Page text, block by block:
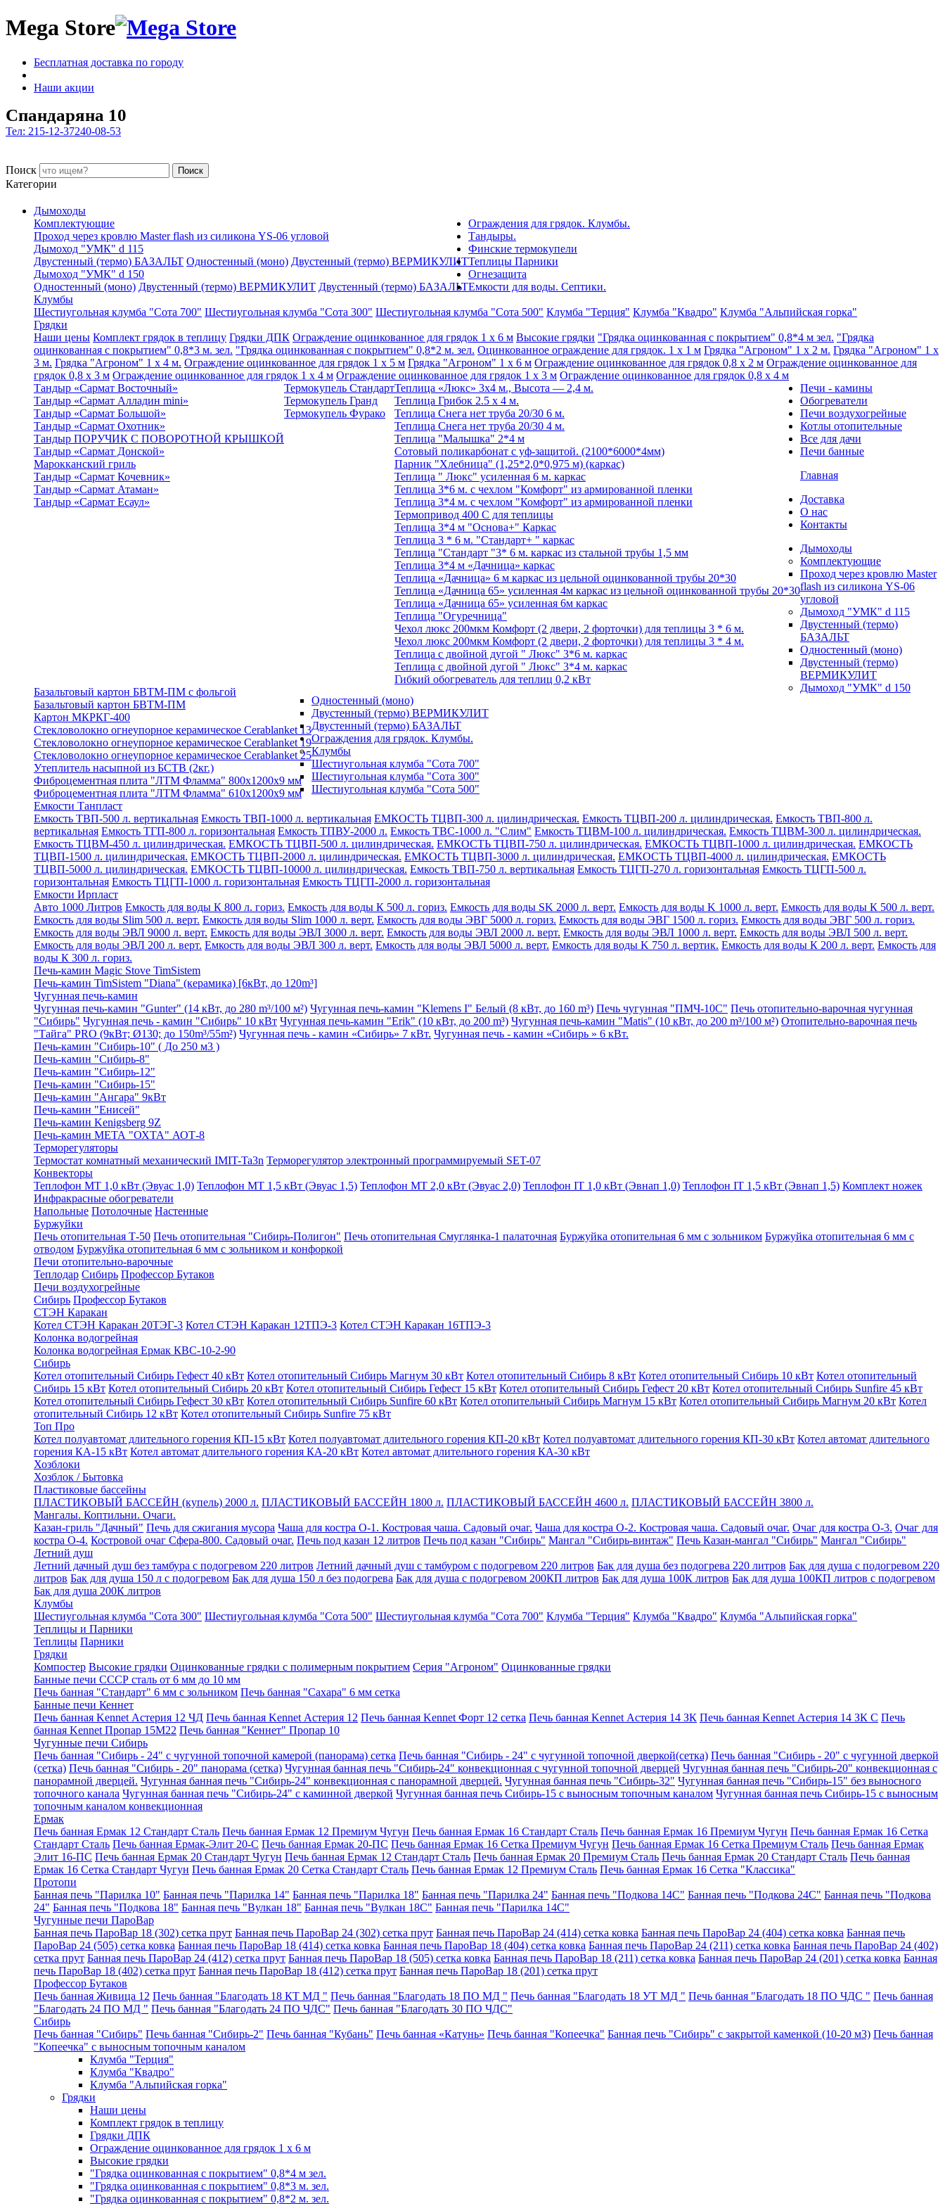
Mega Store
Бесплатная доставка по городу
Наши акции
Спандаряна 10
Тел: 215-12-37240-08-53
Поиск Поиск
Категории
Дымоходы
Комплектующие
Проход через кровлю Master flash из силикона YS-06 угловой
Дымоход "УМК" d 115
Двустенный (термо) БАЗАЛЬТ Одностенный (моно) Двустенный (термо) ВЕРМИКУЛИТ
Дымоход "УМК" d 150
Одностенный (моно) Двустенный (термо) ВЕРМИКУЛИТ Двустенный (термо) БАЗАЛЬТ
Ограждения для грядок. Клумбы.
Клумбы
Шестиугольная клумба "Сота 700" Шестиугольная клумба "Сота 300" Шестиугольная клумба "Сота 500" Клумба "Терция" Клумба "Квадро" Клумба "Альпийская горка"
Грядки
Наши цены Комплект грядок в теплицу Грядки ДПК Ограждение оцинкованное для грядок 1 x 6 м Высокие грядки "Грядка оцинкованная с покрытием" 0,8*4 м зел. "Грядка
оцинкованная с покрытием" 0,8*3 м. зел. "Грядка оцинкованная с покрытием" 0,8*2 м. зел. Оцинкованное ограждение для грядок. 1 х 1 м Грядка "Агроном" 1 x 2 м. Грядка "Агроном" 1 x
3 м. Грядка "Агроном" 1 x 4 м. Ограждение оцинкованное для грядок 1 x 5 м Грядка "Агроном" 1 x 6 м Ограждение оцинкованное для грядок 0,8 х 2 м Ограждение оцинкованное для
грядок 0,8 х 3 м Ограждение оцинкованное для грядок 1 х 4 м Ограждение оцинкованное для грядок 1 х 3 м Ограждение оцинкованное для грядок 0,8 х 4 м
Тандыры.
Тандыр «Сармат Восточный»
Тандыр «Сармат Алладин mini»
Тандыр «Сармат Большой»
Тандыр «Сармат Охотник»
Тандыр ПОРУЧИК С ПОВОРОТНОЙ КРЫШКОЙ
Тандыр «Сармат Донской»
Марокканский гриль
Тандыр «Сармат Кочевник»
Тандыр «Сармат Атаман»
Тандыр «Сармат Есаул»
Финские термокупели
Термокупель Стандарт
Термокупель Гранд
Термокупель Фурако
Теплицы Парники
Теплица «Люкс» 3х4 м., Высота — 2,4 м.
Теплица Грибок 2.5 х 4 м.
Теплица Снега нет труба 20/30 6 м.
Теплица Снега нет труба 20/30 4 м.
Теплица "Малышка" 2*4 м
Сотовый поликарбонат с уф-защитой. (2100*6000*4мм)
Парник "Хлебница" (1,25*2,0*0,975 м) (каркас)
Теплица " Люкс" усиленная 6 м. каркас
Теплица 3*6 м. с чехлом "Комфорт" из армированной пленки
Теплица 3*4 м. с чехлом "Комфорт" из армированной пленки
Термопривод 400 C для теплицы
Теплица 3*4 м "Основа+" Каркас
Теплица 3 * 6 м. "Стандарт+ " каркас
Теплица "Стандарт "3* 6 м. каркас из стальной трубы 1,5 мм
Теплица 3*4 м «Дачница» каркас
Теплица «Дачница» 6 м каркас из цельной оцинкованной трубы 20*30
Теплица «Дачница 65» усиленная 4м каркас из цельной оцинкованной трубы 20*30
Теплица «Дачница 65» усиленная 6м каркас
Теплица "Огуречница"
Чехол люкс 200мкм Комфорт (2 двери, 2 форточки) для теплицы 3 * 6 м.
Чехол люкс 200мкм Комфорт (2 двери, 2 форточки) для теплицы 3 * 4 м.
Теплица с двойной дугой " Люкс" 3*6 м. каркас
Теплица с двойной дугой " Люкс" 3*4 м. каркас
Гибкий обогреватель для теплиц 0,2 кВт
Огнезащита
Базальтовый картон БВТМ-ПМ с фольгой
Базальтовый картон БВТМ-ПМ
Картон МКРКГ-400
Стекловолокно огнеупорное керамическое Cerablanket 13
Стекловолокно огнеупорное керамическое Cerablanket 19
Стекловолокно огнеупорное керамическое Cerablanket 25
Утеплитель насыпной из БСТВ (2кг.)
Фиброцементная плита "ЛТМ Фламма" 800х1200х9 мм
Фиброцементная плита "ЛТМ Фламма" 610х1200х9 мм
Емкости для воды. Септики.
Емкости Танпласт
Емкость ТВП-500 л. вертикальная Емкость ТВП-1000 л. вертикальная ЕМКОСТЬ ТЦВП-300 л. цилиндрическая. Емкость ТЦВП-200 л. цилиндрическая. Емкость ТВП-800 л.
вертикальная Емкость ТГП-800 л. горизонтальная Емкость ТПВУ-2000 л. Емкость ТВС-1000 л. "Слим" Емкость ТЦВМ-100 л. цилиндрическая. Емкость ТЦВМ-300 л. цилиндрическая.
Емкость ТЦВМ-450 л. цилиндрическая. ЕМКОСТЬ ТЦВП-500 л. цилиндрическая. ЕМКОСТЬ ТЦВП-750 л. цилиндрическая. ЕМКОСТЬ ТЦВП-1000 л. цилиндрическая. ЕМКОСТЬ
ТЦВП-1500 л. цилиндрическая. ЕМКОСТЬ ТЦВП-2000 л. цилиндрическая. ЕМКОСТЬ ТЦВП-3000 л. цилиндрическая. ЕМКОСТЬ ТЦВП-4000 л. цилиндрическая. ЕМКОСТЬ
ТЦВП-5000 л. цилиндрическая. ЕМКОСТЬ ТЦВП-10000 л. цилиндрическая. Емкость ТВП-750 л. вертикальная Емкость ТЦГП-270 л. горизонтальная Емкость ТЦГП-500 л.
горизонтальная Емкость ТЦГП-1000 л. горизонтальная Емкость ТЦГП-2000 л. горизонтальная
Емкости Ирпласт
Авто 1000 Литров Емкость для воды К 800 л. гориз. Емкость для воды К 500 л. гориз. Емкость для воды SK 2000 л. верт. Емкость для воды K 1000 л. верт. Емкость для воды К 500 л. верт.
Емкость для воды Slim 500 л. верт. Емкость для воды Slim 1000 л. верт. Емкость для воды ЭВГ 5000 л. гориз. Емкость для воды ЭВГ 1500 л. гориз. Емкость для воды ЭВГ 500 л. гориз.
Емкость для воды ЭВЛ 9000 л. верт. Емкость для воды ЭВЛ 3000 л. верт. Емкость для воды ЭВЛ 2000 л. верт. Емкость для воды ЭВЛ 1000 л. верт. Емкость для воды ЭВЛ 500 л. верт.
Емкость для воды ЭВЛ 200 л. верт. Емкость для воды ЭВЛ 300 л. верт. Емкость для воды ЭВЛ 5000 л. верт. Емкость для воды K 750 л. вертик. Емкость для воды К 200 л. верт. Емкость для
воды К 300 л. гориз.
Печи - камины
Печь-камин Magic Stove TimSistem
Печь-камин TimSistem "Diana" (керамика) [6кВт, до 120m³]
Чугунная печь-камин
Чугунная печь-камин "Gunter" (14 кВт, до 280 m³/100 м²) Чугунная печь-камин "Klemens I" Белый (8 кВт, до 160 m³) Печь чугунная "ПМЧ-10С" Печь отопительно-варочная чугунная
"Сибирь" Чугунная печь - камин "Сибирь" 10 кВт Чугунная печь-камин "Erik" (10 кВт, до 200 m³) Чугунная печь-камин "Matis" (10 кВт, до 200 m³/100 м²) Отопительно-варочная печь
"Тайга" PRO (9кВт; Ø130; до 150m³/55m²) Чугунная печь - камин «Сибирь» 7 кВт. Чугунная печь - камин «Сибирь » 6 кВт.
Печь-камин "Сибирь-10" ( До 250 м3 )
Печь-камин "Сибирь-8"
Печь-камин "Сибирь-12"
Печь-камин "Сибирь-15"
Печь-камин "Ангара" 9кВт
Печь-камин "Енисей"
Печь-камин Kenigsberg 9Z
Печь-камин МЕТА "ОХТА" АОТ-8
Обогреватели
Терморегуляторы
Термостат комнатный механический IMIT-Ta3n Терморегулятор электронный программируемый SET-07
Конвекторы
Теплофон МТ 1,0 кВт (Эвуас 1,0) Теплофон МТ 1,5 кВт (Эвуас 1,5) Теплофон МТ 2,0 кВт (Эвуас 2,0) Теплофон IT 1,0 кВт (Эвнап 1,0) Теплофон IT 1,5 кВт (Эвнап 1,5) Комплект ножек
Инфракрасные обогреватели
Напольные Потолочные Настенные
Печи воздухогрейные
Буржуйки
Печь отопительная Т-50 Печь отопительная "Сибирь-Полигон" Печь отопительная Смуглянка-1 палаточная Буржуйка отопительная 6 мм с зольником Буржуйка отопительная 6 мм с
отводом Буржуйка отопительная 6 мм с зольником и конфоркой
Печи отопительно-варочные
Теплодар Сибирь Профессор Бутаков
Печи воздухогрейные
Сибирь Профессор Бутаков
Котлы отопительные
СТЭН Каракан
Котел СТЭН Каракан 20ТЭГ-3 Котел СТЭН Каракан 12ТПЭ-3 Котел СТЭН Каракан 16ТПЭ-3
Колонка водогрейная
Колонка водогрейная Ермак КВС-10-2-90
Сибирь
Котел отопительный Сибирь Гефест 40 кВт Котел отопительный Сибирь Магнум 30 кВт Котел отопительный Сибирь 8 кВт Котел отопительный Сибирь 10 кВт Котел отопительный
Сибирь 15 кВт Котел отопительный Сибирь 20 кВт Котел отопительный Сибирь Гефест 15 кВт Котел отопительный Сибирь Гефест 20 кВт Котел отопительный Сибирь Sunfire 45 кВт
Котел отопительный Сибирь Гефест 30 кВт Котел отопительный Сибирь Sunfire 60 кВт Котел отопительный Сибирь Магнум 15 кВт Котел отопительный Сибирь Магнум 20 кВт Котел
отопительный Сибирь 12 кВт Котел отопительный Сибирь Sunfire 75 кВт
Топ Про
Котел полуавтомат длительного горения КП-15 кВт Котел полуавтомат длительного горения КП-20 кВт Котел полуавтомат длительного горения КП-30 кВт Котел автомат длительного
горения КА-15 кВт Котел автомат длительного горения КА-20 кВт Котел автомат длительного горения КА-30 кВт
Все для дачи
Хозблоки
Хозблок / Бытовка
Пластиковые бассейны
ПЛАСТИКОВЫЙ БАССЕЙН (купель) 2000 л. ПЛАСТИКОВЫЙ БАССЕЙН 1800 л. ПЛАСТИКОВЫЙ БАССЕЙН 4600 л. ПЛАСТИКОВЫЙ БАССЕЙН 3800 л.
Мангалы. Коптильни. Очаги.
Казан-гриль "Дачный" Печь для сжигания мусора Чаша для костра О-1. Костровая чаша. Садовый очаг. Чаша для костра О-2. Костровая чаша. Садовый очаг. Очаг для костра О-3. Очаг для
костра О-4. Костровой очаг Сфера-800. Садовый очаг. Печь под казан 12 литров Печь под казан "Сибирь" Мангал "Сибирь-винтаж" Печь Казан-мангал "Сибирь" Мангал "Сибирь"
Летний душ
Летний дачный душ без тамбура с подогревом 220 литров Летний дачный душ с тамбуром с подогревом 220 литров Бак для душа без подогрева 220 литров Бак для душа с подогревом 220
литров Бак для душа 150 л с подогревом Бак для душа 150 л без подогрева Бак для душа с подогревом 200КП литров Бак для душа 100К литров Бак для душа 100КП литров с подогревом
Бак для душа 200К литров
Клумбы
Шестиугольная клумба "Сота 300" Шестиугольная клумба "Сота 500" Шестиугольная клумба "Сота 700" Клумба "Терция" Клумба "Квадро" Клумба "Альпийская горка"
Теплицы и Парники
Теплицы Парники
Грядки
Компостер Высокие грядки Оцинкованные грядки с полимерным покрытием Серия "Агроном" Оцинкованные грядки
Печи банные
Банные печи СССР сталь от 6 мм до 10 мм
Печь банная "Стандарт" 6 мм с зольником Печь банная "Сахара" 6 мм сетка
Банные печи Кеннет
Печь банная Kennet Астерия 12 ЧД Печь банная Kennet Астерия 12 Печь банная Kennet Форт 12 сетка Печь банная Kennet Астерия 14 ЗК Печь банная Kennet Астерия 14 ЗК С Печь
банная Kennet Пропар 15М22 Печь банная "Кеннет" Пропар 10
Чугунные печи Сибирь
Печь банная "Сибирь - 24" с чугунной топочной камерой (панорама) сетка Печь банная "Сибирь - 24" с чугунной топочной дверкой(сетка) Печь банная "Сибирь - 20" с чугунной дверкой
(сетка) Печь банная "Сибирь - 20" панорама (сетка) Чугунная банная печь "Сибирь-24" конвекционная с чугунной топочной дверцей Чугунная банная печь "Сибирь-20" конвекционная с
панорамной дверцей. Чугунная банная печь "Сибирь-24" конвекционная с панорамной дверцей. Чугунная банная печь "Сибирь-32" Чугунная банная печь "Сибирь-15" без выносного
топочного канала Чугунная банная печь "Сибирь-24" с каминной дверкой Чугунная банная печь Сибирь-15 с выносным топочным каналом Чугунная банная печь Сибирь-15 с выносным
топочным каналом конвекционная
Ермак
Печь банная Ермак 12 Стандарт Сталь Печь банная Ермак 12 Премиум Чугун Печь банная Ермак 16 Стандарт Сталь Печь банная Ермак 16 Премиум Чугун Печь банная Ермак 16 Сетка
Стандарт Сталь Печь банная Ермак-Элит 20-С Печь банная Ермак 20-ПС Печь банная Ермак 16 Сетка Премиум Чугун Печь банная Ермак 16 Сетка Премиум Сталь Печь банная Ермак
Элит 16-ПС Печь банная Ермак 20 Стандарт Чугун Печь банная Ермак 12 Стандарт Сталь Печь банная Ермак 20 Премиум Сталь Печь банная Ермак 20 Стандарт Сталь Печь банная
Ермак 16 Сетка Стандарт Чугун Печь банная Ермак 20 Сетка Стандарт Сталь Печь банная Ермак 12 Премиум Сталь Печь банная Ермак 16 Сетка "Классика"
Протопи
Банная печь "Парилка 10" Банная печь "Парилка 14" Банная печь "Парилка 18" Банная печь "Парилка 24" Банная печь "Подкова 14С" Банная печь "Подкова 24С" Банная печь "Подкова
24" Банная печь "Подкова 18" Банная печь "Вулкан 18" Банная печь "Вулкан 18С" Банная печь "Парилка 14С"
Чугунные печи ПароВар
Банная печь ПароВар 18 (302) сетка прут Банная печь ПароВар 24 (302) сетка прут Банная печь ПароВар 24 (414) сетка ковка Банная печь ПароВар 24 (404) сетка ковка Банная печь
ПароВар 24 (505) сетка ковка Банная печь ПароВар 18 (414) сетка ковка Банная печь ПароВар 18 (404) сетка ковка Банная печь ПароВар 24 (211) сетка ковка Банная печь ПароВар 24 (402)
сетка прут Банная печь ПароВар 24 (412) сетка прут Банная печь ПароВар 18 (505) сетка ковка Банная печь ПароВар 18 (211) сетка ковка Банная печь ПароВар 24 (201) сетка ковка Банная
печь ПароВар 18 (402) сетка прут Банная печь ПароВар 18 (412) сетка прут Банная печь ПароВар 18 (201) сетка прут
Профессор Бутаков
Печь банная Живица 12 Печь банная "Благодать 18 КТ МД " Печь банная "Благодать 18 ПО МД " Печь банная "Благодать 18 УТ МД " Печь банная "Благодать 18 ПО ЧДС " Печь банная
"Благодать 24 ПО МД " Печь банная "Благодать 24 ПО ЧДС" Печь банная "Благодать 30 ПО ЧДС"
Сибирь
Печь банная "Сибирь" Печь банная "Сибирь-2" Печь банная "Кубань" Печь банная «Катунь» Печь банная "Копеечка" Банная печь "Сибирь" с закрытой каменкой (10-20 м3) Печь банная
"Копеечка" с выносным топочным каналом
Главная
Доставка
О нас
Контакты
Дымоходы
Комплектующие
Проход через кровлю Master
flash из силикона YS-06
угловой
Дымоход "УМК" d 115
Двустенный (термо)
БАЗАЛЬТ
Одностенный (моно)
Двустенный (термо)
ВЕРМИКУЛИТ
Дымоход "УМК" d 150
Одностенный (моно)
Двустенный (термо) ВЕРМИКУЛИТ
Двустенный (термо) БАЗАЛЬТ
Ограждения для грядок. Клумбы.
Клумбы
Шестиугольная клумба "Сота 700"
Шестиугольная клумба "Сота 300"
Шестиугольная клумба "Сота 500"
Клумба "Терция"
Клумба "Квадро"
Клумба "Альпийская горка"
Грядки
Наши цены
Комплект грядок в теплицу
Грядки ДПК
Ограждение оцинкованное для грядок 1 x 6 м
Высокие грядки
"Грядка оцинкованная с покрытием" 0,8*4 м зел.
"Грядка оцинкованная с покрытием" 0,8*3 м. зел.
"Грядка оцинкованная с покрытием" 0,8*2 м. зел.